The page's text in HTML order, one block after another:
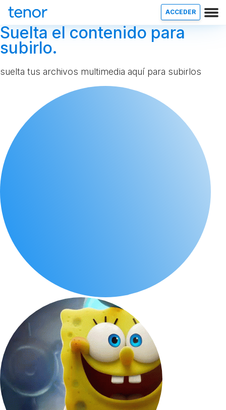
ACCEDER
Suelta el contenido para
subirlo.
suelta tus archivos multimedia aquí para subirlos